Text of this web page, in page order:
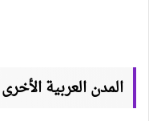
المدن العربية